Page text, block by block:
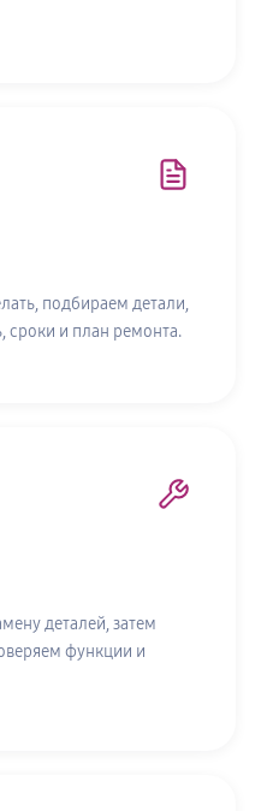
подбираем детали,
сроки и план ремонта.
деталей, затем
функции и